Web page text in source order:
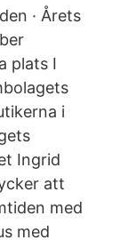
· Årets
plats I
i
Ingrid
att
med
med